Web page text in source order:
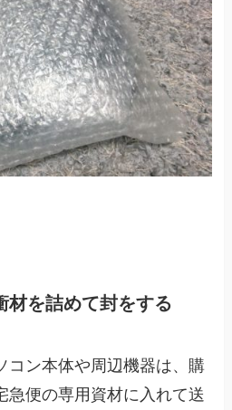
材を詰めて封をする
コン本体や周辺機器は、購
急便の専用資材に入れて送